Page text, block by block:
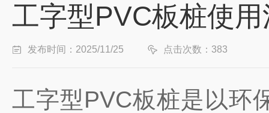
工字型PVC板桩使
发布时间：2025/11/25 点击次数：383
工字型PVC板桩是以环